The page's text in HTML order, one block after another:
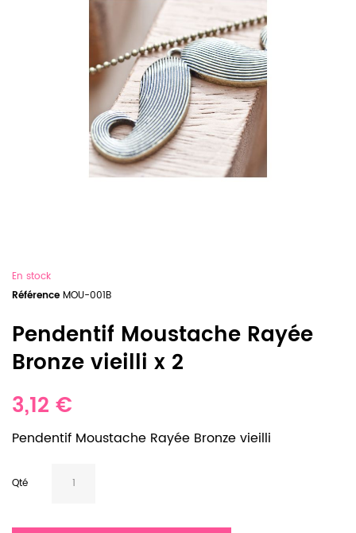
En stock
Référence MOU-001B
Pendentif Moustache Rayée
Bronze vieilli x 2
3,12 €
Pendentif Moustache Rayée Bronze vieilli
Qté